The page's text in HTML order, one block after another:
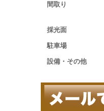
間取り
採光面
駐車場
設備・その他